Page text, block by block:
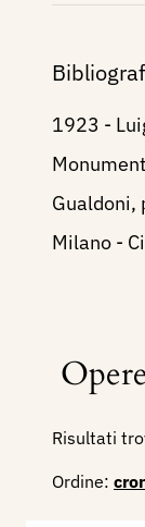
1923 -
Gualdoni,
Milano -
Risultati
Ordine: